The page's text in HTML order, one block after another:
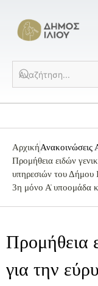
Αρχική
Προμήθεια ειδών
υπηρεσιών του Δήμου
3η μόνο Α̍ υποομάδα
Προμήθεια
για την